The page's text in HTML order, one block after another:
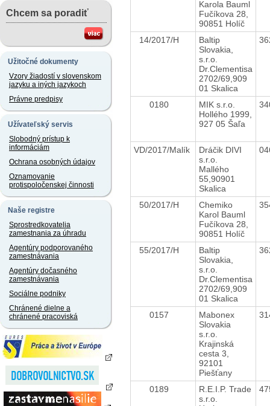
Chcem sa poradiť
Užitočné dokumenty
Vzory žiadostí v slovenskom
jazyku a iných jazykoch
Právne predpisy
Užívateľský servis
Slobodný prístup k
informáciám
Ochrana osobných údajov
Oznamovanie
protispoločenskej činnosti
Naše registre
Sprostredkovatelia
zamestnania za úhradu
Agentúry podporovaného
zamestnávania
Agentúry dočasného
zamestnávania
Sociálne podniky
Chránené dielne a
chránené pracoviská
Karola Bauml
Fučíkova 28,
90851 Holíč
14/2017/H
Baltip
Slovakia,
s.r.o.
Dr.Clementisa
2702/69,909
01 Skalica
0180
MIK s.r.o.
Hollého 1999,
927 05 Šaľa
VD/2017/Malík
Dráčik DIVI
s.r.o.
Mallého
55,90901
Skalica
50/2017/H
Chemiko
Karol Bauml
Fučíkova 28,
90851 Holíč
55/2017/H
Baltip
Slovakia,
s.r.o.
Dr.Clementisa
2702/69,909
01 Skalica
0157
Mabonex
Slovakia
s.r.o.
Krajinská
cesta 3,
92101
Piešťany
0189
R.E.I.P. Trade
s.r.o.